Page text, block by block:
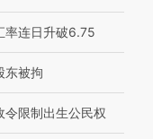
率连日升破6.75
东被拘
令限制出生公民权